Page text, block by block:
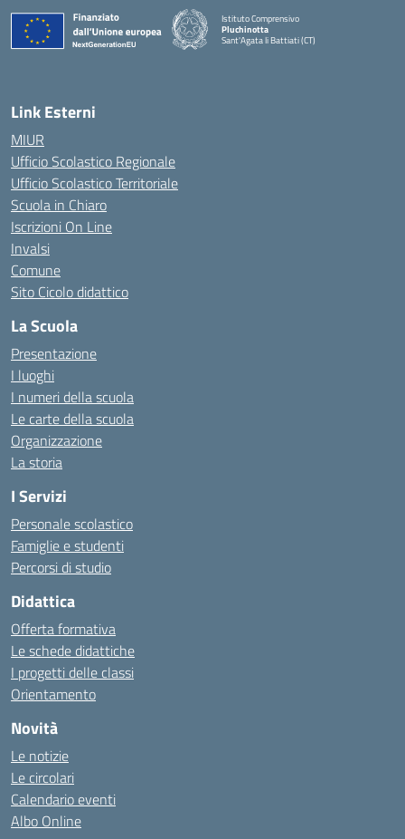
Istituto Comprensivo
Pluchinotta
Sant'Agata li Battiati (CT)
— Visita la pagina iniziale della scuola
Link Esterni
MIUR
Ufficio Scolastico Regionale
Ufficio Scolastico Territoriale
Scuola in Chiaro
Iscrizioni On Line
Invalsi
Comune
Sito Cicolo didattico
La Scuola
Presentazione
I luoghi
I numeri della scuola
Le carte della scuola
Organizzazione
La storia
I Servizi
Personale scolastico
Famiglie e studenti
Percorsi di studio
Didattica
Offerta formativa
Le schede didattiche
I progetti delle classi
Orientamento
Novità
Le notizie
Le circolari
Calendario eventi
Albo Online